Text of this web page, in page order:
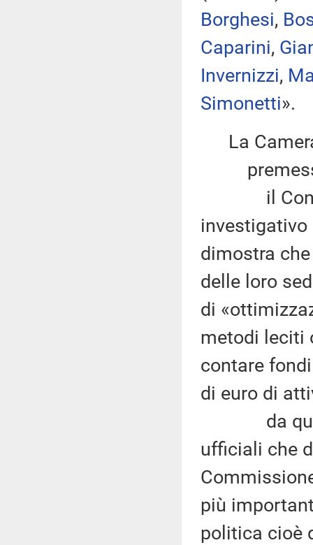
Borghesi,
Caparini,
Invernizzi,
Simonetti».
La
il
dimostra
delle loro
di
metodi leciti
contare
di euro di
da
ufficiali che
più
politica cioè